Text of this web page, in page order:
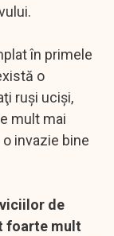
în primele
o
ruşi ucişi,
mult mai
invazie bine
de
foarte mult